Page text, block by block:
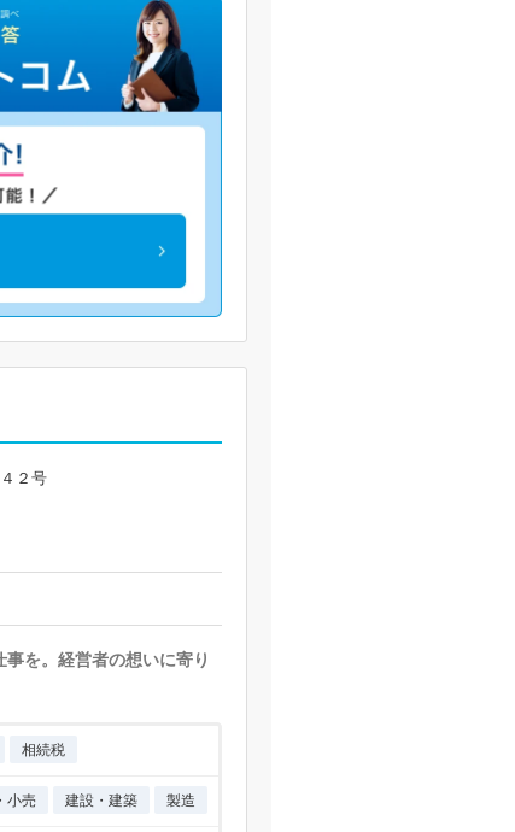
２号
を。経営者の想いに寄り
相続税
小売 建設・建築 製造